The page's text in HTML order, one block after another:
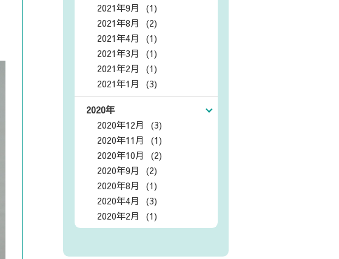
2021年9月 (1)
2021年8月 (2)
2021年4月 (1)
2021年3月 (1)
2021年2月 (1)
2021年1月 (3)
2020年
2020年12月 (3)
2020年11月 (1)
2020年10月 (2)
2020年9月 (2)
2020年8月 (1)
2020年4月 (3)
2020年2月 (1)